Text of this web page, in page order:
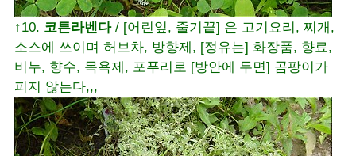
↑10. 코튼라벤다 / [어린잎, 줄기끝] 은 고기요리, 찌개,
소스에 쓰이며 허브차, 방향제, [정유는] 화장품, 향료,
비누, 향수, 목욕제, 포푸리로 [방안에 두면] 곰팡이가
피지 않는다,,,